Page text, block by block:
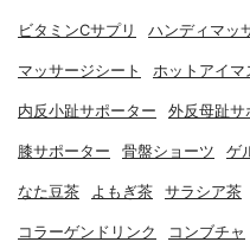
ビタミンCサプリ ハンディマッ
マッサージシート ホットアイマ
内反小趾サポーター 外反母趾サ
膝サポーター 骨盤ショーツ ゲ
なた豆茶 よもぎ茶 サラシア茶
コラーゲンドリンク コンブチャ